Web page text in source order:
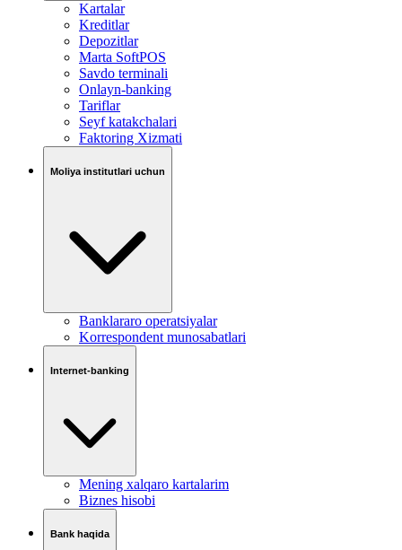
Kartalar
Kreditlar
Depozitlar
Marta SoftPOS
Savdo terminali
Onlayn-banking
Tariflar
Seyf katakchalari
Faktoring Xizmati
Moliya institutlari uchun
Banklararo operatsiyalar
Korrespondent munosabatlari
Internet-banking
Mening xalqaro kartalarim
Biznes hisobi
Bank haqida